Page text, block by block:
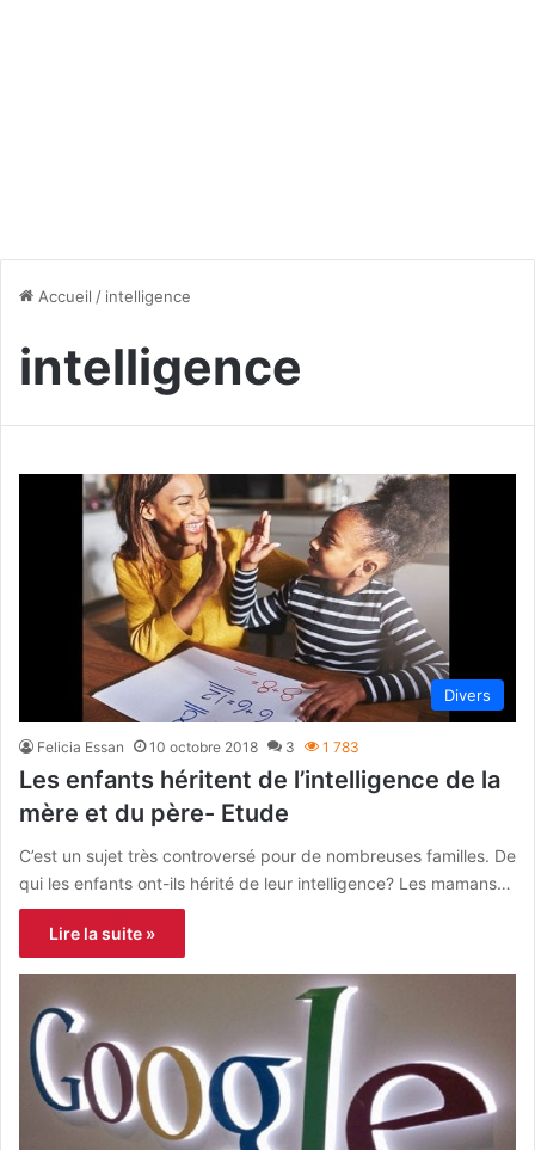
Accueil / intelligence
intelligence
Divers
Felicia Essan 10 octobre 2018 3 1 783
Les enfants héritent de l’intelligence de la
mère et du père- Etude
C’est un sujet très controversé pour de nombreuses familles. De
qui les enfants ont-ils hérité de leur intelligence? Les mamans…
Lire la suite »